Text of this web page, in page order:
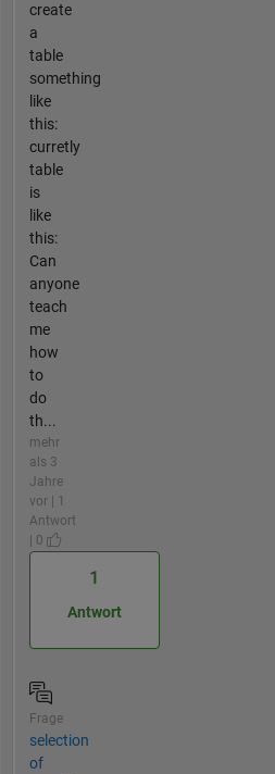
create
a
table
something
like
this:
curretly
table
is
like
this:
Can
anyone
teach
me
how
to
do
th...
mehr
als 3
Jahre
vor | 1
Antwort
| 0
1
Antwort
Frage
selection
of